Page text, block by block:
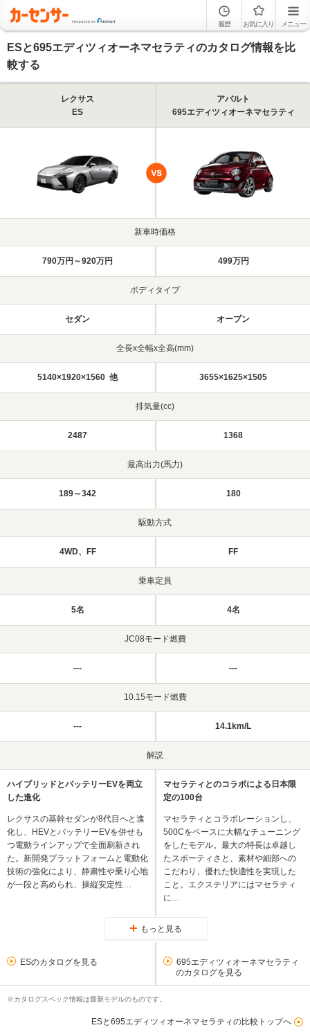
履歴 お気に入り メニュー
ESと695エディツィオーネマセラティのカタログ情報を比
較する
レクサス
ES
アバルト
695エディツィオーネマセラティ
新車時価格
790万円～920万円 499万円
ボディタイプ
セダン オープン
全長x全幅x全高(mm)
5140×1920×1560 他 3655×1625×1505
排気量(cc)
2487 1368
最高出力(馬力)
189～342 180
駆動方式
4WD、FF FF
乗車定員
5名 4名
JC08モード燃費
--- ---
10.15モード燃費
--- 14.1km/L
解説
ハイブリッドとバッテリーEVを両立
した進化
レクサスの基幹セダンが8代目へと進
化し、HEVとバッテリーEVを併せも
つ電動ラインアップで全面刷新され
た。新開発プラットフォームと電動化
技術の強化により、静粛性や乗り心地
が一段と高められ、操縦安定性…
マセラティとのコラボによる日本限
定の100台
マセラティとコラボレーションし、
500Cをベースに大幅なチューニング
をしたモデル。最大の特長は卓越し
たスポーティさと、素材や細部への
こだわり、優れた快適性を実現した
こと。エクステリアにはマセラティ
に…
もっと見る
ESのカタログを見る
695エディツィオーネマセラティ
のカタログを見る
※カタログスペック情報は最新モデルのものです。
ESと695エディツィオーネマセラティの比較トップへ